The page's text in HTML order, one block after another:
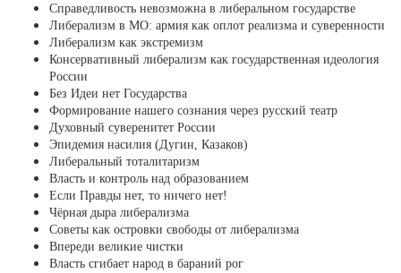
Справедливость невозможна в либеральном государстве
Либерализм в МО: армия как оплот реализма и суверенности
Либерализм как экстремизм
Консервативный либерализм как государственная идеология
России
Без Идеи нет Государства
Формирование нашего сознания через русский театр
Духовный суверенитет России
Эпидемия насилия (Дугин, Казаков)
Либеральный тоталитаризм
Власть и контроль над образованием
Если Правды нет, то ничего нет!
Чёрная дыра либерализма
Советы как островки свободы от либерализма
Впереди великие чистки
Власть сгибает народ в бараний рог